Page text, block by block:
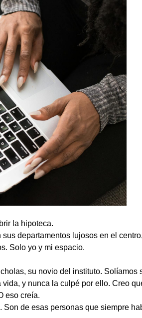
la hipoteca.
departamentos lujosos en el
Solo yo y mi espacio.
su novio del instituto.
y nunca la culpé por ello. Creo
eso creía.
de esas personas que siempre